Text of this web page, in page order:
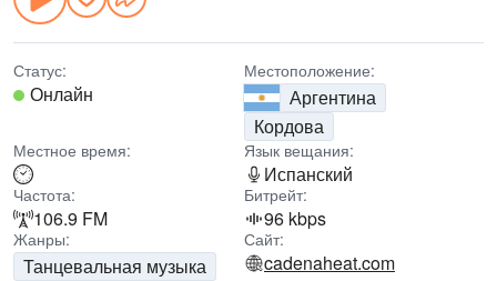
Статус:
Онлайн
Местоположение:
Аргентина
Кордова
Местное время: Язык вещания:
Испанский
Частота:
106.9 FM
Битрейт:
96 kbps
Жанры:
Танцевальная музыка
Сайт:
cadenaheat.com